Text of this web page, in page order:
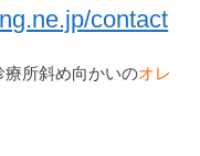
contact
療所斜め向かいのオレ